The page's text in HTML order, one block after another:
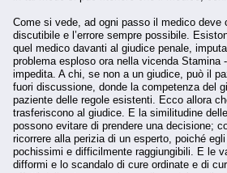
Come si vede, ad ogni passo il medico
discutibile e l’errore sempre possibile.
quel medico davanti al giudice penale,
problema esploso ora nella vicenda
impedita. A chi, se non a un giudice, può il
fuori discussione, donde la competenza del
paziente delle regole esistenti. Ecco allora
trasferiscono al giudice. E la similitudine
possono evitare di prendere una decisione;
ricorrere alla perizia di un esperto, poiché
pochissimi e difficilmente raggiungibili. E le
difformi e lo scandalo di cure ordinate e di